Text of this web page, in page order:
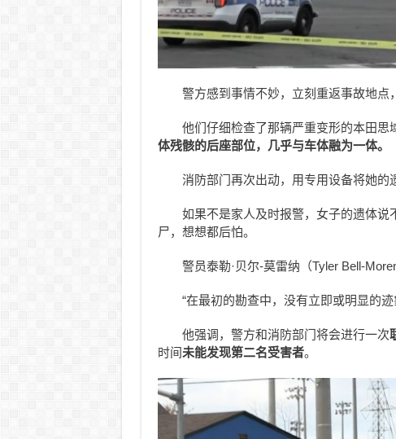
警方感到事情不妙，立刻重返事故地点
他们仔细检查了那辆严重变形的本田思
体残骸的后座部位，几乎与车体融为一体。
消防部门再次出动，用专用设备将她的
如果不是家人及时报警，女子的遗体
尸，想想都后怕。
警员泰勒·贝尔-莫雷纳（Tyler Bell-
“在最初的勘查中，没有立即或明显的
他强调，警方和消防部门将会进行一次
时间未能发现第二名受害者。